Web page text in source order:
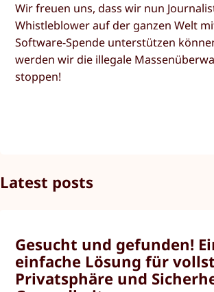
Wir freuen uns, dass wir nun
Whistleblower auf der ganzen Welt
Software-Spende unterstützen
werden wir die illegale
stoppen!
Latest posts
Gesucht und gefunden!
einfache Lösung für
Privatsphäre und